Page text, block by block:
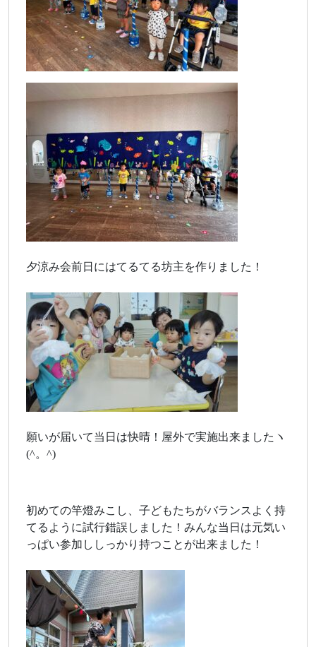
夕涼み会前日にはてるてる坊主を作りました！
願いが届いて当日は快晴！屋外で実施出来ましたヽ
(^。^)
初めての竿燈みこし、子どもたちがバランスよく持
てるように試行錯誤しました！みんな当日は元気い
っぱい参加ししっかり持つことが出来ました！